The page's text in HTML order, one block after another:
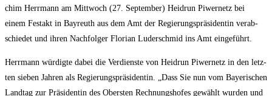
chim Herr­mann am Mitt­woch (27. Sep­tem­ber) Heid­run Piwer­netz bei
einem Fest­akt in Bay­reuth aus dem Amt der Regie­rungs­prä­si­den­tin ver­ab­
schie­det und ihren Nach­fol­ger Flo­ri­an Luder­schmid ins Amt eingeführt.
Herr­mann wür­dig­te dabei die Ver­diens­te von Heid­run Piwer­netz in den letz­
ten sie­ben Jah­ren als Regie­rungs­prä­si­den­tin. „Dass Sie nun vom Baye­ri­schen
Land­tag zur Prä­si­den­tin des Obers­ten Rech­nungs­ho­fes gewählt wur­den und